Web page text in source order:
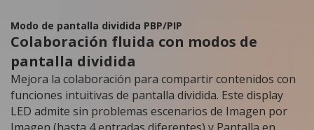
Modo de pantalla dividida PBP/PIP
Colaboración fluida con modos de
pantalla dividida
Mejora la colaboración para compartir contenidos con
funciones intuitivas de pantalla dividida. Este display
LED admite sin problemas escenarios de Imagen por